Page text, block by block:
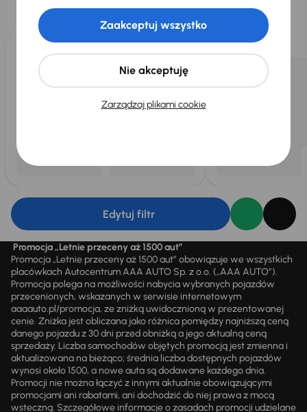
Wybieramy dla Ciebienajlepsze pojazdyz naszej oferty. Kupimy
dla Ciebiedo 400 pojazdówkażdego dnia.
Edytuj filtr
Promocja „Letnie przeceny aż 1500 aut”
Promocja „Letnie przeceny aż 1500 aut” obowiązuje we wszystkich
placówkach Autocentrum AAA AUTO Sp. z o.o. („AAA AUTO”).
Promocja polega na możliwości nabycia wybranych pojazdów
przecenionych, wskazanych w serwisie internetowym
aaaauto.pl/promocja, ze zniżką uwidocznioną w prezentowanej
cenie. Zniżka jest obliczana jako różnica pomiędzy najniższą ceną
danego pojazdu z 30 dni przed obniżką a jego aktualną ceną
sprzedaży. Liczba samochodów objętych promocją jest zmienna i
aktualizowana na bieżąco; średnia liczba dostępnych pojazdów
wynosi około 1500, a nowe auta są dodawane każdego dnia.
Promocji nie można łączyć z innymi aktualnie obowiązującymi
promocjami ani rabatami, ani dochodzić do niej prawa z mocą
wsteczną. Szczegółowe informacje o zasadach promocji udzielane
Zarządzaj plikami cookie
Nie akceptuję
Zaakceptuj wszystko